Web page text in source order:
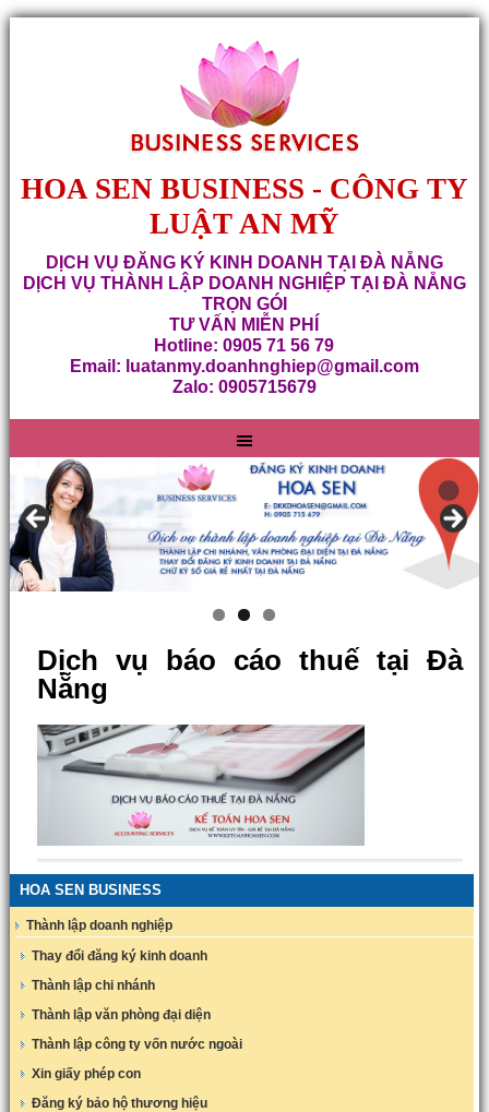
HOA SEN BUSINESS - CÔNG TY
LUẬT AN MỸ
DỊCH VỤ ĐĂNG KÝ KINH DOANH TẠI ĐÀ NẴNG
DỊCH VỤ THÀNH LẬP DOANH NGHIỆP TẠI ĐÀ NẴNG
TRỌN GÓI
TƯ VẤN MIỄN PHÍ
Hotline: 0905 71 56 79
Email: luatanmy.doanhnghiep@gmail.com
Zalo: 0905715679
Dịch vụ báo cáo thuế tại Đà
Nẵng
HOA SEN BUSINESS
Thành lập doanh nghiệp
Thay đổi đăng ký kinh doanh
Thành lập chi nhánh
Thành lập văn phòng đại diện
Thành lập công ty vốn nước ngoài
Xin giấy phép con
Đăng ký bảo hộ thương hiệu